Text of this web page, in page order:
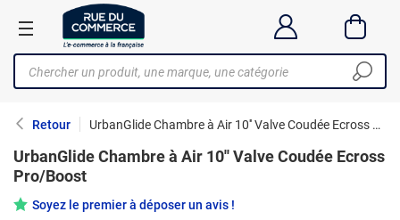
Retour UrbanGlide Chambre à Air 10'' Valve Coudée Ecross Pro/Boost
UrbanGlide Chambre à Air 10'' Valve Coudée Ecross
Pro/Boost
Soyez le premier à déposer un avis !